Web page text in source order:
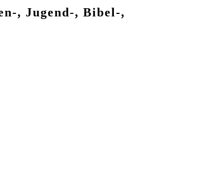
, Jugend-, Bibel-,